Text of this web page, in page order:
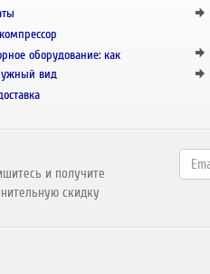
оборудование: как
вид
и получите
скидку